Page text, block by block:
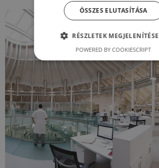
ÖSSZES ELUTASÍTÁSA
RÉSZLETEK MEGJELENÍTÉSE
POWERED BY COOKIESCRIPT